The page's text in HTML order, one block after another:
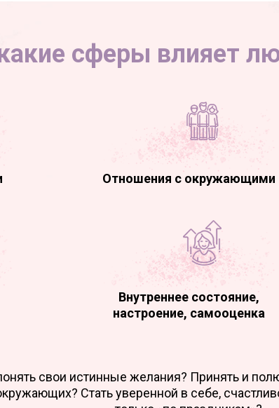
сферы влияет
Отношения с окружающими
Внутреннее состояние,
настроение, самооценка
свои истинные желания? Принять и
Стать уверенной в себе,